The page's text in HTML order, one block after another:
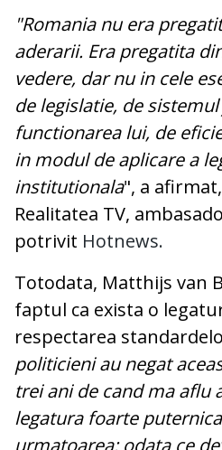
"Romania nu era
aderarii. Era pregatita
vedere, dar nu in cele
de legislatie, de
functionarea lui, de
in modul de aplicare a
institutionala", a
Realitatea TV,
potrivit Hotnews.
Totodata, Matthijs van
faptul ca exista o
respectarea
politicieni au negat
trei ani de cand ma aflu
legatura foarte